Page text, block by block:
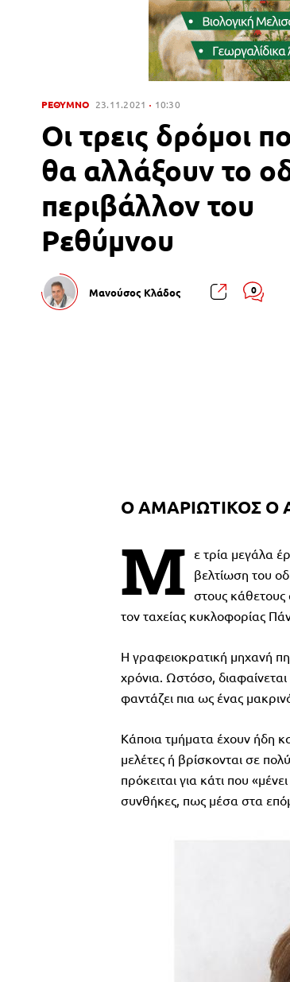
ΡΕΘΥΜΝΟ 23.11.2021 10:30
Οι τρεις δρόμοι
θα αλλάξουν το
περιβάλλον του
Ρεθύμνου
Μανούσος Κλάδος 0
Ο ΑΜΑΡΙΩΤΙΚΟΣ Ο
Μ ε τρία μεγάλα
βελτίωση του
στους κάθετους
τον ταχείας κυκλοφορίας
Η γραφειοκρατική μηχανή
χρόνια. Ωστόσο,
φαντάζει πια ως ένας
Κάποια τμήματα έχουν ήδη
μελέτες ή βρίσκονται σε
πρόκειται για κάτι που
συνθήκες, πως μέσα στα